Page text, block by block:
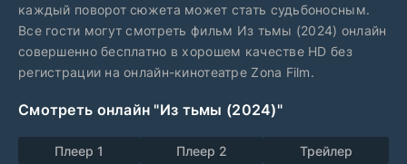
каждый поворот сюжета может стать судьбоносным.
Все гости могут смотреть фильм Из тьмы (2024) онлайн
совершенно бесплатно в хорошем качестве HD без
регистрации на онлайн-кинотеатре Zona Film.
Смотреть онлайн "Из тьмы (2024)"
Плеер 1 Плеер 2 Трейлер